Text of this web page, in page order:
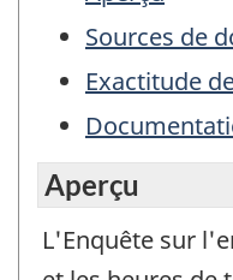
Sources de
Exactitude
Aperçu
L'Enquête sur